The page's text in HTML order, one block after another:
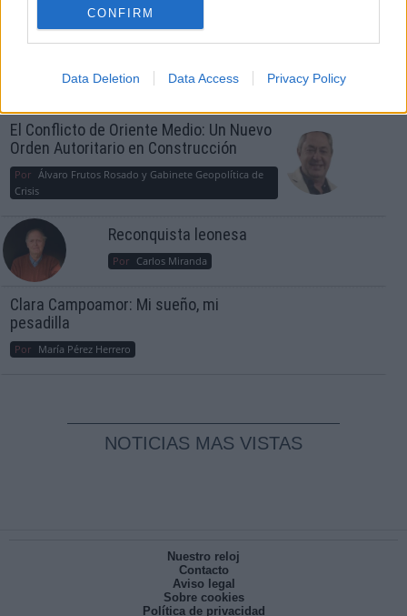
CONFIRM
Data Deletion Data Access Privacy Policy
María Comesaña
Por Juan Manuel Beltrán
El Conflicto de Oriente Medio: Un Nuevo
Orden Autoritario en Construcción
Por Álvaro Frutos Rosado y Gabinete Geopolítica de
Crisis
Reconquista leonesa
Por Carlos Miranda
Clara Campoamor: Mi sueño, mi
pesadilla
Por María Pérez Herrero
NOTICIAS MAS VISTAS
Nuestro reloj
Contacto
Aviso legal
Sobre cookies
Política de privacidad